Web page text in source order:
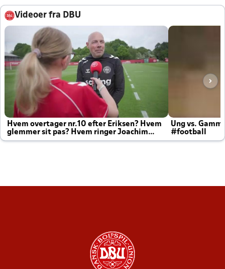
Videoer fra DBU
Hvem overtager nr.10 efter Eriksen? Hvem
glemmer sit pas? Hvem ringer Joachim
altid til efter kampe?
Ung vs.
#football